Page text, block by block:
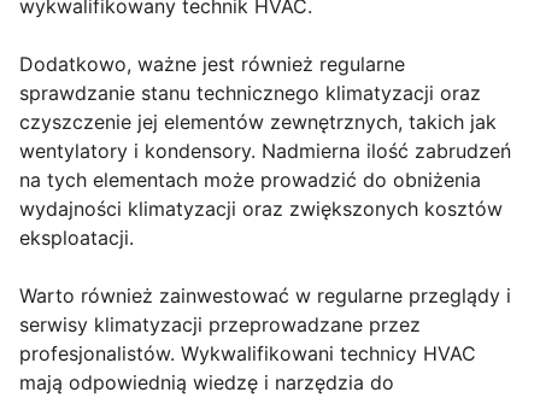
wykwalifikowany technik HVAC.
Dodatkowo, ważne jest również regularne
sprawdzanie stanu technicznego klimatyzacji oraz
czyszczenie jej elementów zewnętrznych, takich jak
wentylatory i kondensory. Nadmierna ilość zabrudzeń
na tych elementach może prowadzić do obniżenia
wydajności klimatyzacji oraz zwiększonych kosztów
eksploatacji.
Warto również zainwestować w regularne przeglądy i
serwisy klimatyzacji przeprowadzane przez
profesjonalistów. Wykwalifikowani technicy HVAC
mają odpowiednią wiedzę i narzędzia do